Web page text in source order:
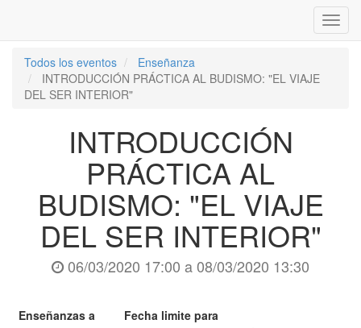
Todos los eventos
Enseñanza
INTRODUCCIÓN PRÁCTICA AL BUDISMO: "EL VIAJE
DEL SER INTERIOR"
INTRODUCCIÓN
PRÁCTICA AL
BUDISMO: "EL VIAJE
DEL SER INTERIOR"
06/03/2020 17:00 a08/03/2020 13:30
Enseñanzas a
Fecha limite para